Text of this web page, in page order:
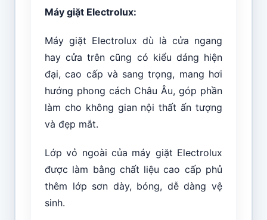
Máy giặt Electrolux:
Máy giặt Electrolux dù là cửa ngang
hay cửa trên cũng có kiểu dáng hiện
đại, cao cấp và sang trọng, mang hơi
hướng phong cách Châu Âu, góp phần
làm cho không gian nội thất ấn tượng
và đẹp mắt.
Lớp vỏ ngoài của máy giặt Electrolux
được làm bằng chất liệu cao cấp phủ
thêm lớp sơn dày, bóng, dễ dàng vệ
sinh.